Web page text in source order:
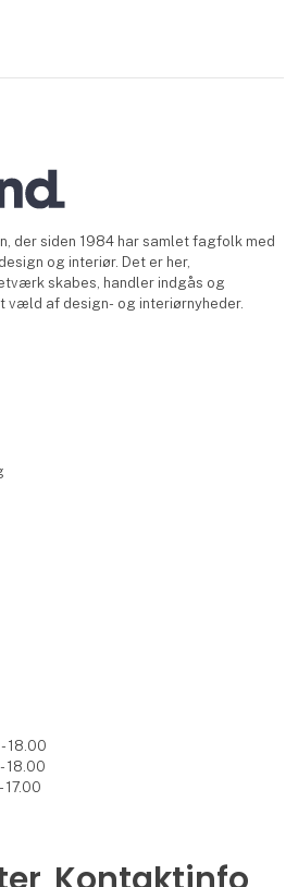
der siden 1984 har samlet fagfolk med
og interiør. Det er her,
skabes, handler indgås og
væld af design- og interiørnyheder.
18.00
18.00
17.00